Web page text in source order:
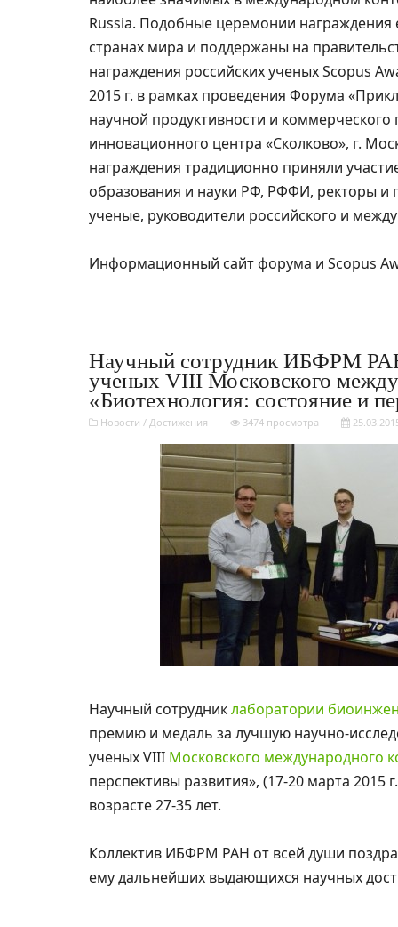
Russia. Подобные церемонии награждения
странах мира и поддержаны на
награждения российских ученых Scopus
2015 г. в рамках проведения Форума
научной продуктивности и коммерческого
инновационного центра «Сколково», г.
награждения традиционно приняли
образования и науки РФ, РФФИ, ректоры и
ученые, руководители российского и
Информационный сайт форума и Scopus
Научный сотрудник ИБФРМ
ученых VIII Московского
«Биотехнология: состояние и
Новости / Достижения 3474 просмотра
Научный сотрудниклаборатории
премию и медаль за лучшую научно-
ученых VIII Московского международного
перспективы развития», (17-20 марта 2015
возрасте 27-35 лет.
Коллектив ИБФРМ РАН от всей души
ему дальнейших выдающихся научных